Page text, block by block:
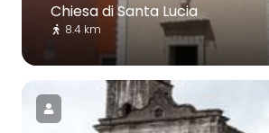
Chiesa di Santa Lucia
8.4 km